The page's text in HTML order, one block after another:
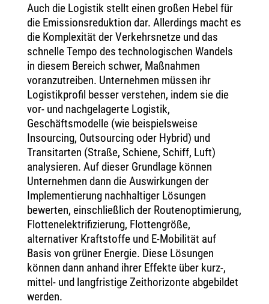
Auch die Logistik stellt einen großen Hebel für
die Emissionsreduktion dar. Allerdings macht es
die Komplexität der Verkehrsnetze und das
schnelle Tempo des technologischen Wandels
in diesem Bereich schwer, Maßnahmen
voranzutreiben. Unternehmen müssen ihr
Logistikprofil besser verstehen, indem sie die
vor- und nachgelagerte Logistik,
Geschäftsmodelle (wie beispielsweise
Insourcing, Outsourcing oder Hybrid) und
Transitarten (Straße, Schiene, Schiff, Luft)
analysieren. Auf dieser Grundlage können
Unternehmen dann die Auswirkungen der
Implementierung nachhaltiger Lösungen
bewerten, einschließlich der Routenoptimierung,
Flottenelektrifizierung, Flottengröße,
alternativer Kraftstoffe und E-Mobilität auf
Basis von grüner Energie. Diese Lösungen
können dann anhand ihrer Effekte über kurz-,
mittel- und langfristige Zeithorizonte abgebildet
werden.